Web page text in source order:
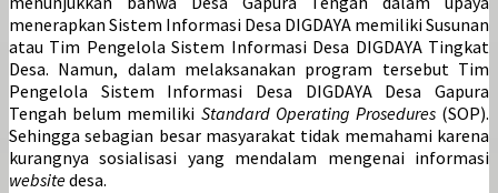
menerapkan Sistem Informasi Desa DIGDAYA memiliki Susunan
atau Tim Pengelola Sistem Informasi Desa DIGDAYA Tingkat
Desa. Namun, dalam melaksanakan program tersebut Tim
Pengelola Sistem Informasi Desa DIGDAYA Desa Gapura
Tengah belum memiliki Standard Operating Prosedures (SOP).
Sehingga sebagian besar masyarakat tidak memahami karena
kurangnya sosialisasi yang mendalam mengenai informasi
websitedesa.